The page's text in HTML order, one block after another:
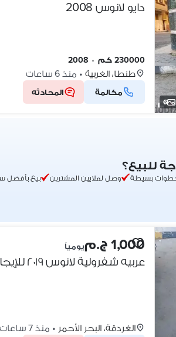
6
دايو لانوس 2008
230000 كم •
2008
طنطا، الغربية • منذ 6 ساعات
مكالمة المحادثه
للبيع؟
وصل لملايين المشترين بيع بأفضل
1,000 ج.م يومياً
عربيه شفرولية لانوس ٢٠١٩ للإيجار
الغردقة، البحر الأحمر • منذ 7 ساعات